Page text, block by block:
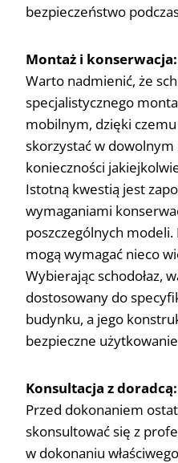
bezpieczeństwo
Montaż i konserwacja:
Warto nadmienić, że
specjalistycznego
mobilnym, dzięki
skorzystać w
konieczności
Istotną kwestią jest
wymaganiami
poszczególnych
mogą wymagać nieco
Wybierając schodołaz,
dostosowany do
budynku, a jego
bezpieczne
Konsultacja z doradcą:
Przed dokonaniem
skonsultować się z
w dokonaniu